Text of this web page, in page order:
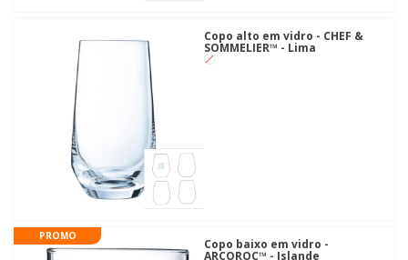
Copo alto em vidro - CHEF &
SOMMELIER™ - Lima
PROMO
Copo baixo em vidro -
ARCOROC™ - Islande